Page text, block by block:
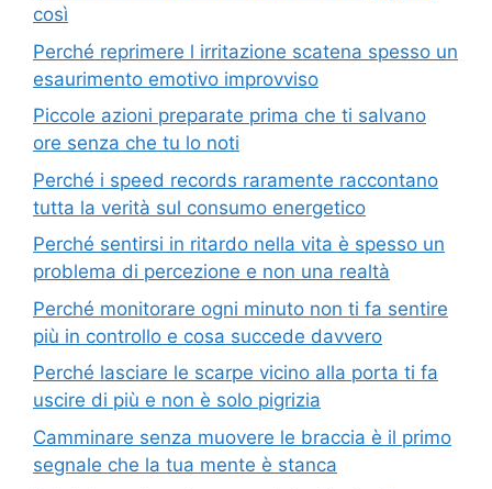
così
Perché reprimere l irritazione scatena spesso un
esaurimento emotivo improvviso
Piccole azioni preparate prima che ti salvano
ore senza che tu lo noti
Perché i speed records raramente raccontano
tutta la verità sul consumo energetico
Perché sentirsi in ritardo nella vita è spesso un
problema di percezione e non una realtà
Perché monitorare ogni minuto non ti fa sentire
più in controllo e cosa succede davvero
Perché lasciare le scarpe vicino alla porta ti fa
uscire di più e non è solo pigrizia
Camminare senza muovere le braccia è il primo
segnale che la tua mente è stanca